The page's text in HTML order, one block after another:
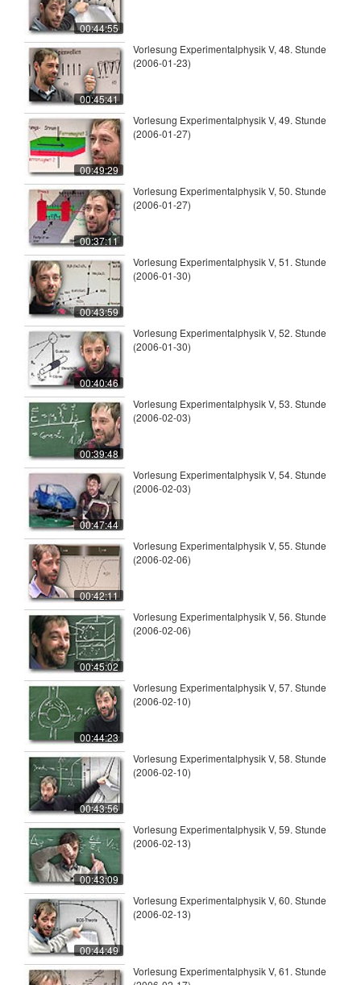
00:44:55
00:45:41
Vorlesung Experimentalphysik V, 48. Stunde
(2006-01-23)
00:49:29
Vorlesung Experimentalphysik V, 49. Stunde
(2006-01-27)
00:37:11
Vorlesung Experimentalphysik V, 50. Stunde
(2006-01-27)
00:43:59
Vorlesung Experimentalphysik V, 51. Stunde
(2006-01-30)
00:40:46
Vorlesung Experimentalphysik V, 52. Stunde
(2006-01-30)
00:39:48
Vorlesung Experimentalphysik V, 53. Stunde
(2006-02-03)
00:47:44
Vorlesung Experimentalphysik V, 54. Stunde
(2006-02-03)
00:42:11
Vorlesung Experimentalphysik V, 55. Stunde
(2006-02-06)
00:45:02
Vorlesung Experimentalphysik V, 56. Stunde
(2006-02-06)
00:44:23
Vorlesung Experimentalphysik V, 57. Stunde
(2006-02-10)
00:43:56
Vorlesung Experimentalphysik V, 58. Stunde
(2006-02-10)
00:43:09
Vorlesung Experimentalphysik V, 59. Stunde
(2006-02-13)
00:44:49
Vorlesung Experimentalphysik V, 60. Stunde
(2006-02-13)
Vorlesung Experimentalphysik V, 61. Stunde